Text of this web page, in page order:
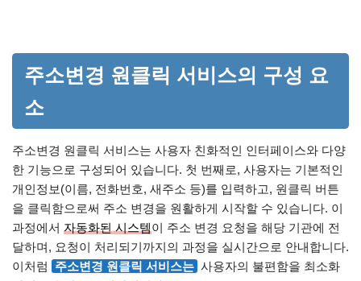
주소변경 원클릭 서비스의 구성 요
소
주소변경 원클릭 서비스는 사용자 친화적인 인터페이스와 다양
한 기능으로 구성되어 있습니다. 첫 번째로, 사용자는 기본적인
개인정보(이름, 전화번호, 새주소 등)를 입력하고, 원클릭 버튼
을 클릭함으로써 주소 변경을 원활하게 시작할 수 있습니다. 이
과정에서 자동화된 시스템이 주소 변경 요청을 해당 기관에 전
달하며, 요청이 처리되기까지의 과정을 실시간으로 안내합니다.
이처럼
주소변경 원클릭 서비스는 사용자의 불편함을 최소화